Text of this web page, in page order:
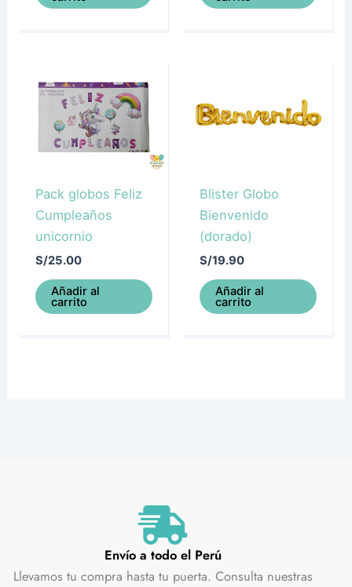
Pack globos Feliz
Cumpleaños
unicornio
S/25.00
Añadir al
carrito
Blister Globo
Bienvenido
(dorado)
S/19.90
Añadir al
carrito
Envío a todo el Perú
Llevamos tu compra hasta tu puerta. Consulta nuestras